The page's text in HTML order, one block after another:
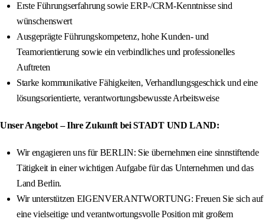
Erste Führungserfahrung sowie ERP-/CRM-Kenntnisse sind
wünschenswert
Ausgeprägte Führungskompetenz, hohe Kunden- und
Teamorientierung sowie ein verbindliches und professionelles
Auftreten
Starke kommunikative Fähigkeiten, Verhandlungsgeschick und eine
lösungsorientierte, verantwortungsbewusste Arbeitsweise
Unser Angebot – Ihre Zukunft bei STADT UND LAND:
Wir engagieren uns für BERLIN: Sie übernehmen eine sinnstiftende
Tätigkeit in einer wichtigen Aufgabe für das Unternehmen und das
Land Berlin.
Wir unterstützen EIGENVERANTWORTUNG: Freuen Sie sich auf
eine vielseitige und verantwortungsvolle Position mit großem